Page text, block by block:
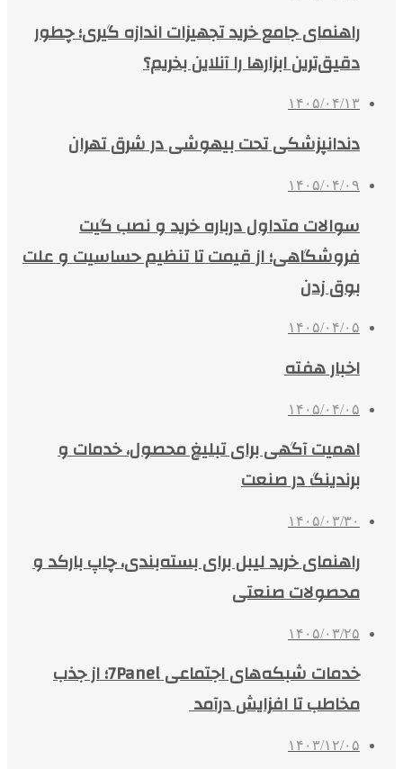
راهنمای جامع خرید تجهیزات اندازه گیری؛ چطور
دقیق‌ترین ابزارها را آنلاین بخریم؟
۱۴۰۵/۰۴/۱۳
دندانپزشکی تحت بیهوشی در شرق تهران
۱۴۰۵/۰۴/۰۹
سوالات متداول درباره خرید و نصب گیت
فروشگاهی؛ از قیمت تا تنظیم حساسیت و علت
بوق زدن
۱۴۰۵/۰۴/۰۵
اخبار هفته
۱۴۰۵/۰۴/۰۵
اهمیت آگهی برای تبلیغ محصول، خدمات و
برندینگ در صنعت
۱۴۰۵/۰۳/۳۰
راهنمای خرید لیبل برای بسته‌بندی، چاپ بارکد و
محصولات صنعتی
۱۴۰۵/۰۳/۲۵
خدمات شبکه‌های اجتماعی 7Panel؛ از جذب
مخاطب تا افزایش درآمد
۱۴۰۳/۱۲/۰۵